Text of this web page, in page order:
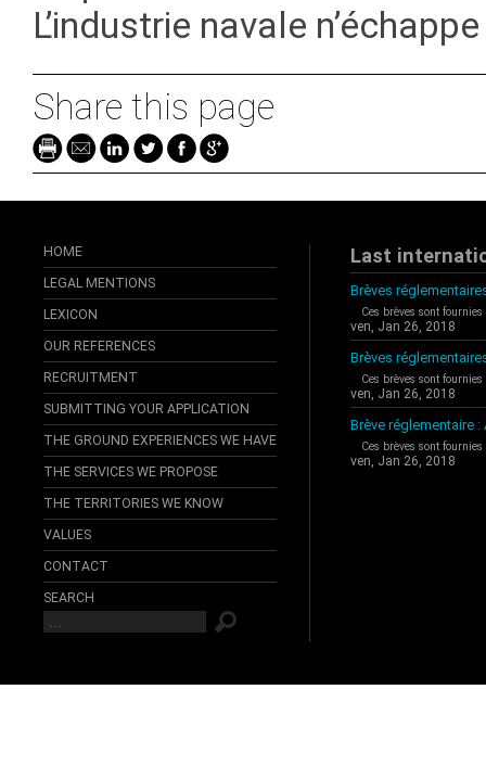
L’industrie navale
Share this page
HOME
LEGAL MENTIONS
LEXICON
OUR REFERENCES
RECRUITMENT
SUBMITTING YOUR APPLICATION
THE GROUND EXPERIENCES WE HAVE
THE SERVICES WE PROPOSE
THE TERRITORIES WE KNOW
VALUES
CONTACT
SEARCH
Last
Brèves
Ces brèves sont
ven, Jan 26, 2018
Brèves
Ces brèves sont
ven, Jan 26, 2018
Brève réglementaire :
Ces brèves sont
ven, Jan 26, 2018